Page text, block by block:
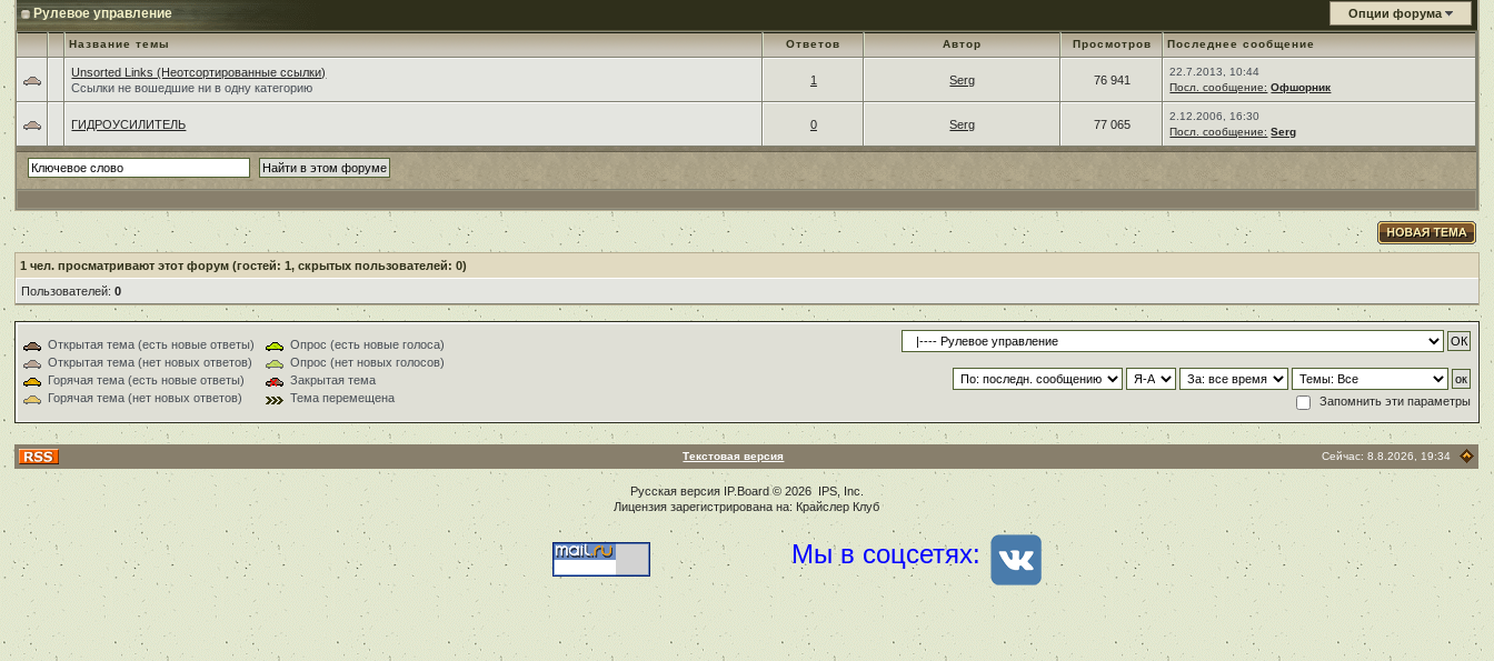
Рулевое управление Опции форума
Название темы Ответов Автор Просмотров Последнее сообщение
Unsorted Links (Неотсортированные ссылки)
Ссылки не вошедшие ни в одну категорию
1 Serg 76 941
22.7.2013, 10:44
Посл. сообщение: Офшорник
ГИДРОУСИЛИТЕЛЬ 0 Serg 77 065
2.12.2006, 16:30
Посл. сообщение: Serg
1 чел. просматривают этот форум (гостей: 1, скрытых пользователей: 0)
Пользователей:0
Открытая тема (есть новые ответы)
Открытая тема (нет новых ответов)
Горячая тема (есть новые ответы)
Горячая тема (нет новых ответов)
Опрос (есть новые голоса)
Опрос (нет новых голосов)
Закрытая тема
Тема перемещена
Запомнить эти параметры
Текстовая версия Сейчас: 8.8.2026, 19:34
Русская версия IP.Board© 2026 IPS, Inc
Лицензия зарегистрирована на: Крайслер Клуб
Мы в соцсетях: